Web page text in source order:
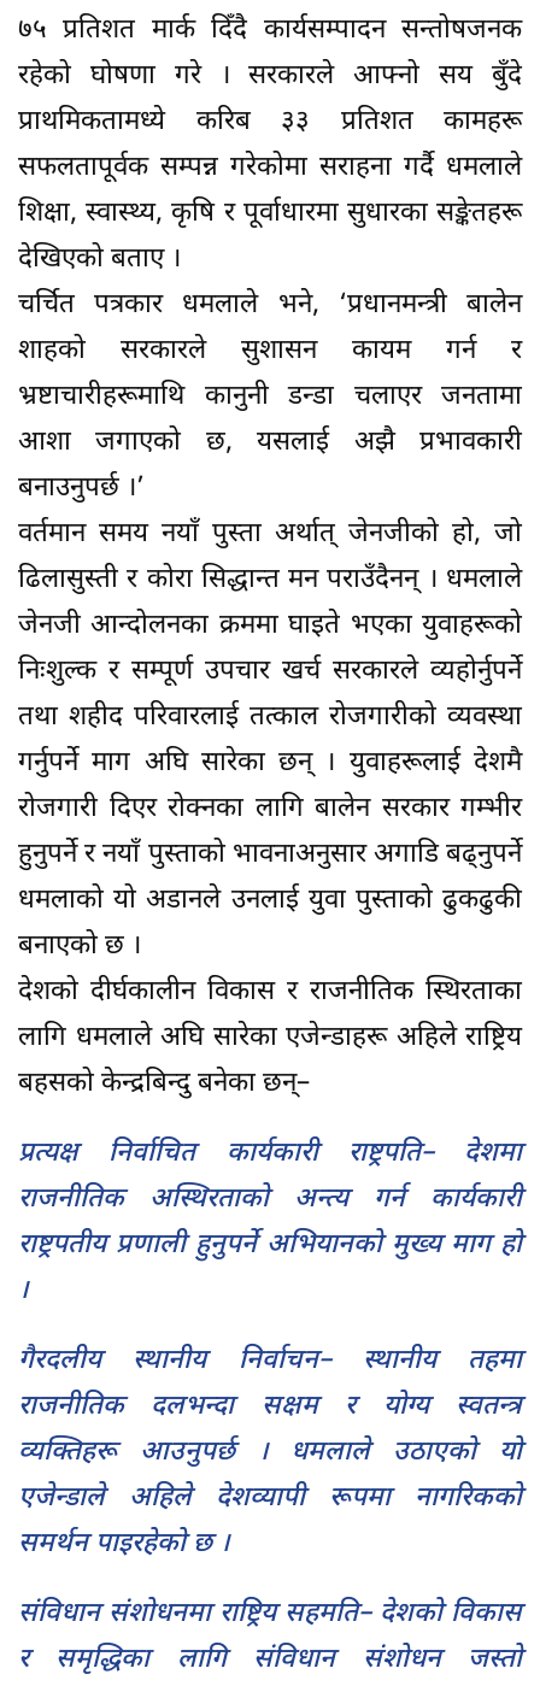
७५ प्रतिशत मार्क दिँदै कार्यसम्पादन सन्तोषजनक
रहेको घोषणा गरे । सरकारले आफ्नो सय बुँदे
प्राथमिकतामध्ये करिब ३३ प्रतिशत कामहरू
सफलतापूर्वक सम्पन्न गरेकोमा सराहना गर्दै धमलाले
शिक्षा, स्वास्थ्य, कृषि र पूर्वाधारमा सुधारका सङ्केतहरू
देखिएको बताए ।
चर्चित पत्रकार धमलाले भने, ‘प्रधानमन्त्री बालेन
शाहको सरकारले सुशासन कायम गर्न र
भ्रष्टाचारीहरूमाथि कानुनी डन्डा चलाएर जनतामा
आशा जगाएको छ, यसलाई अझै प्रभावकारी
बनाउनुपर्छ ।’
वर्तमान समय नयाँ पुस्ता अर्थात् जेनजीको हो, जो
ढिलासुस्ती र कोरा सिद्धान्त मन पराउँदैनन् । धमलाले
जेनजी आन्दोलनका क्रममा घाइते भएका युवाहरूको
निःशुल्क र सम्पूर्ण उपचार खर्च सरकारले व्यहोर्नुपर्ने
तथा शहीद परिवारलाई तत्काल रोजगारीको व्यवस्था
गर्नुपर्ने माग अघि सारेका छन् । युवाहरूलाई देशमै
रोजगारी दिएर रोक्नका लागि बालेन सरकार गम्भीर
हुनुपर्ने र नयाँ पुस्ताको भावनाअनुसार अगाडि बढ्नुपर्ने
धमलाको यो अडानले उनलाई युवा पुस्ताको ढुकढुकी
बनाएको छ ।
देशको दीर्घकालीन विकास र राजनीतिक स्थिरताका
लागि धमलाले अघि सारेका एजेन्डाहरू अहिले राष्ट्रिय
बहसको केन्द्रबिन्दु बनेका छन्–
प्रत्यक्ष निर्वाचित कार्यकारी राष्ट्रपति– देशमा
राजनीतिक अस्थिरताको अन्त्य गर्न कार्यकारी
राष्ट्रपतीय प्रणाली हुनुपर्ने अभियानको मुख्य माग हो
।
गैरदलीय स्थानीय निर्वाचन– स्थानीय तहमा
राजनीतिक दलभन्दा सक्षम र योग्य स्वतन्त्र
व्यक्तिहरू आउनुपर्छ । धमलाले उठाएको यो
एजेन्डाले अहिले देशव्यापी रूपमा नागरिकको
समर्थन पाइरहेको छ ।
संविधान संशोधनमा राष्ट्रिय सहमति– देशको विकास
र समृद्धिका लागि संविधान संशोधन जस्तो